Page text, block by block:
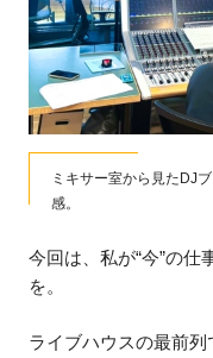
ミキサー室から見たDJ
感。
今回は、私が“今”の
を。
ライブハウスの最前